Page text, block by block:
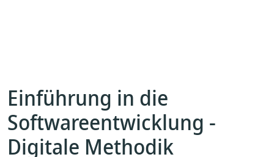
Einführung in die
Softwareentwicklung -
Digitale Methodik